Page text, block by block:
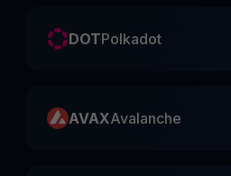
DOTPolkadot
AVAXAvalanche